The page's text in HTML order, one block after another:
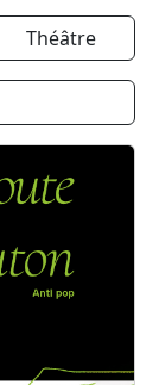
Théâtre